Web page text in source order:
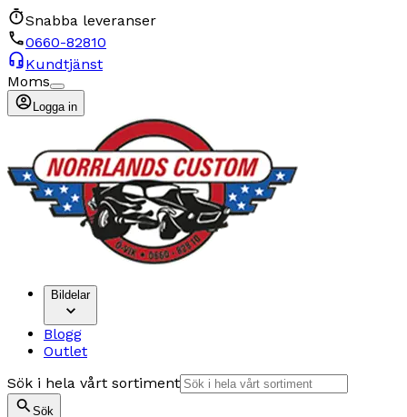
Snabba leveranser
0660-82810
Kundtjänst
Moms
Logga in
Bildelar
Blogg
Outlet
Sök i hela vårt sortiment
Sök